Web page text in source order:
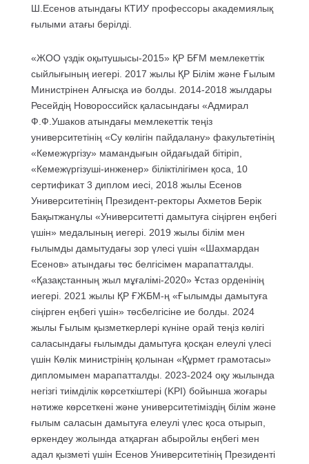
Ш.Есенов атындағы КТИУ профессоры академиялық
ғылыми атағы берілді.
«ЖОО үздік оқытушысы-2015» ҚР БҒМ мемлекеттік
сыйлығының иегері. 2017 жылы ҚР Білім және Ғылым
Министрінен Алғысқа иә болды. 2014-2018 жылдары
Ресейдің Новороссийск қаласындағы «Адмирал
Ф.Ф.Ушаков атындағы мемлекеттік теңіз
университетінің «Су көлігін пайдалану» факультетінің
«Кемежүргізу» мамандығын ойдағыдай бітіріп,
«Кемежүргізуші-инженер» біліктілігімен қоса, 10
сертификат 3 диплом иесі, 2018 жылы Есенов
Университетінің Президент-ректоры Ахметов Берік
Бақытжанұлы «Университетті дамытуға сіңірген еңбегі
үшін» медалының иегері. 2019 жылы білім мен
ғылымды дамытудағы зор үлесі үшін «Шахмардан
Есенов» атындағы төс белгісімен марапатталды.
«Қазақстанның жыл мұғалімі-2020» Ұстаз орденінің
иегері. 2021 жылы ҚР ҒЖБМ-ң «Ғылымды дамытуға
сіңірген еңбегі үшін» төсбелгісіне ие болды. 2024
жылы Ғылым қызметкерлері күніне орай теңіз көлігі
саласындағы ғылымды дамытуға қосқан елеулі үлесі
үшін Көлік министрінің қолынан «Құрмет грамотасы»
дипломымен марапатталды. 2023-2024 оқу жылында
негізгі тиімділік көрсеткіштері (KPI) бойынша жоғары
нәтиже көрсеткені және университетіміздің білім және
ғылым саласын дамытуға елеулі үлес қоса отырып,
өркендеу жолында атқарған абыройлы еңбегі мен
адал қызметі үшін Есенов Университетінің Президенті